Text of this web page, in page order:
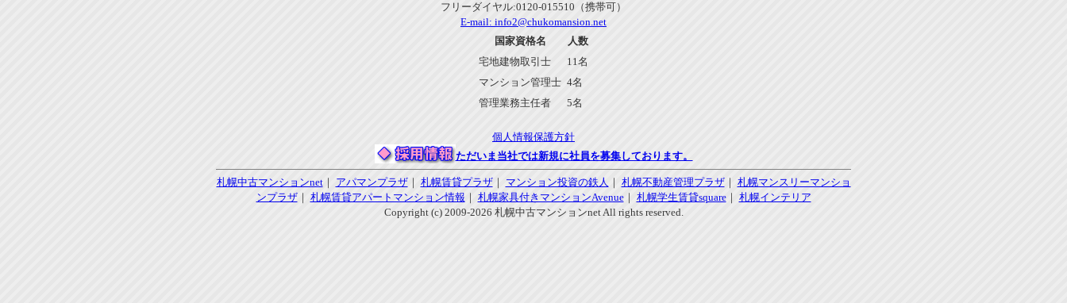
フリーダイヤル:0120-015510（携帯可）
E-mail: info2@chukomansion.net
国家資格名
人数
宅地建物取引士
11名
マンション管理士 4名
管理業務主任者
5名
個人情報保護方針
ただいま当社では新規に社員を募集しております。
札幌中古マンションnet｜ アパマンプラザ｜ 札幌賃貸プラザ｜ マンション投資の鉄人 ｜ 札幌不動産管理プラザ｜ 札幌マンスリーマンショ
ンプラザ｜ 札幌賃貸アパートマンション情報 ｜ 札幌家具付きマンションAvenue｜ 札幌学生賃貸square｜ 札幌インテリア
Copyright (c) 2009-2026 札幌中古マンションnet All rights reserved.